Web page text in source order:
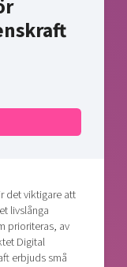
det viktigare att
livslånga
prioriteras, av
Digital
erbjuds små